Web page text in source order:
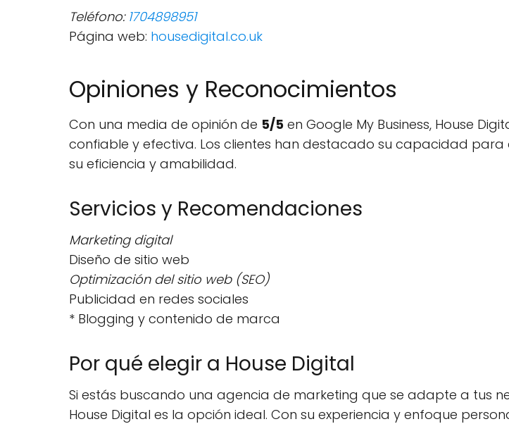
Teléfono: 1704898951
Página web: housedigital.co.uk
Opiniones y Reconocimientos
Con una media de opinión de 5/5 en Google My Business, House
confiable y efectiva. Los clientes han destacado su capacidad
su eficiencia y amabilidad.
Servicios y Recomendaciones
Marketing digital
Diseño de sitio web
Optimización del sitio web (SEO)
Publicidad en redes sociales
* Blogging y contenido de marca
Por qué elegir a House Digital
Si estás buscando una agencia de marketing que se adapte a tus
House Digital es la opción ideal. Con su experiencia y enfoque